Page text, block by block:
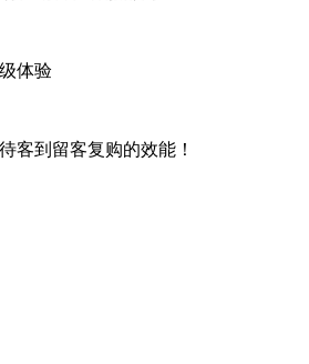
体验
客到留客复购的效能！